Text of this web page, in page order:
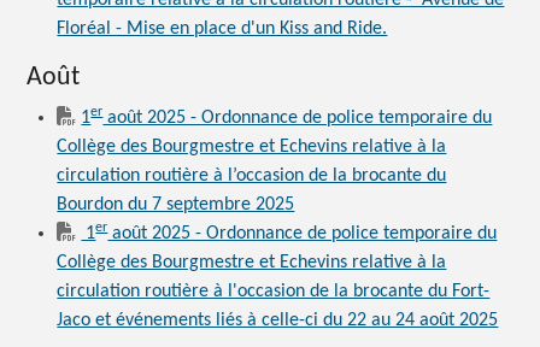
Floréal - Mise en place d'un Kiss and Ride.
Août
1eraoût 2025 - Ordonnance de police temporaire du
Collège des Bourgmestre et Echevins relative à la
circulation routière à l’occasion de la brocante du
Bourdon du 7 septembre 2025
1eraoût 2025 - Ordonnance de police temporaire du
Collège des Bourgmestre et Echevins relative à la
circulation routière à l'occasion de la brocante du Fort-
Jaco et événements liés à celle-ci du 22 au 24 août 2025